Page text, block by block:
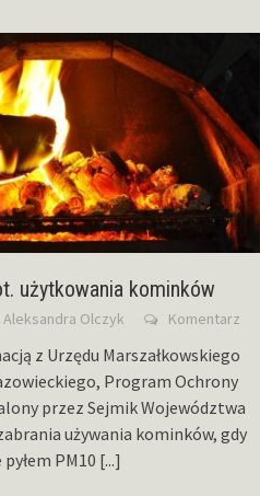
użytkowania kominków
Aleksandra Olczyk Komentarz
z Urzędu Marszałkowskiego
Program Ochrony
przez Sejmik Województwa
używania kominków, gdy
PM10 [...]